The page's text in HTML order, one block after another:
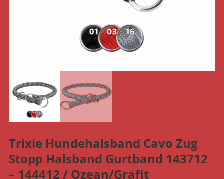
Trixie Hundehalsband Cavo Zug
Stopp Halsband Gurtband 143712
– 144412 / Ozean/Grafit